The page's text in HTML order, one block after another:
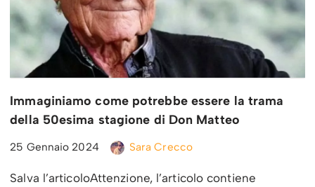
Immaginiamo come potrebbe essere la trama
della 50esima stagione di Don Matteo
25 Gennaio 2024 Sara Crecco
Salva l’articoloAttenzione, l’articolo contiene